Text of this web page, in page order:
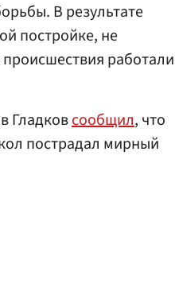
В результате
постройке, не
работали
Гладковсообщил, что
пострадал мирный